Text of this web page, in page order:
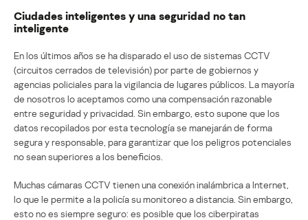
Ciudades inteligentes y una seguridad no tan
inteligente
En los últimos años se ha disparado el uso de sistemas CCTV
(circuitos cerrados de televisión) por parte de gobiernos y
agencias policiales para la vigilancia de lugares públicos. La mayoría
de nosotros lo aceptamos como una compensación razonable
entre seguridad y privacidad. Sin embargo, esto supone que los
datos recopilados por esta tecnología se manejarán de forma
segura y responsable, para garantizar que los peligros potenciales
no sean superiores a los beneficios.
Muchas cámaras CCTV tienen una conexión inalámbrica a Internet,
lo que le permite a la policía su monitoreo a distancia. Sin embargo,
esto no es siempre seguro: es posible que los ciberpiratas